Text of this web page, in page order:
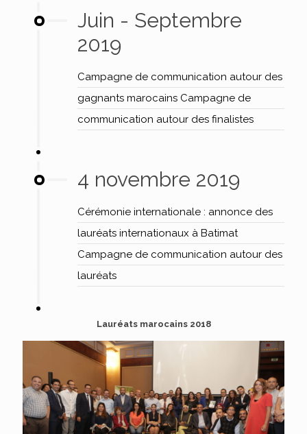
Juin - Septembre
2019
Campagne de communication autour des
gagnants marocains Campagne de
communication autour des finalistes
4 novembre 2019
Cérémonie internationale : annonce des
lauréats internationaux à Batimat
Campagne de communication autour des
lauréats
Lauréats marocains 2018